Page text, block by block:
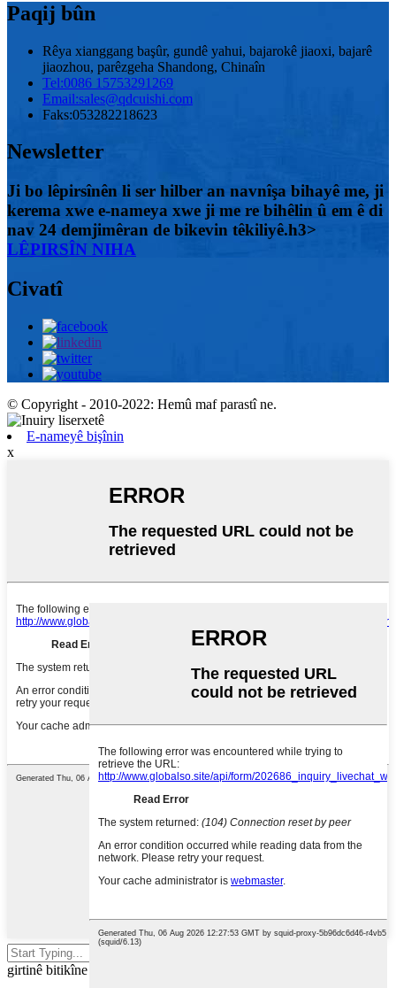
Paqij bûn
Rêya xianggang başûr, gundê yahui, bajarokê jiaoxi, bajarê
jiaozhou, parêzgeha Shandong, Chinaîn
Tel:0086 15753291269
Email:sales@qdcuishi.com
Faks:053282218623
Newsletter
Ji bo lêpirsînên li ser hilber an navnîşa bihayê me, ji
kerema xwe e-nameya xwe ji me re bihêlin û em ê di
nav 24 demjimêran de bikevin têkiliyê.h3>
LÊPIRSÎN NIHA
Civatî
© Copyright - 2010-2022: Hemû maf parastî ne.
E-nameyê bişînin
x
girtinê bitikîne